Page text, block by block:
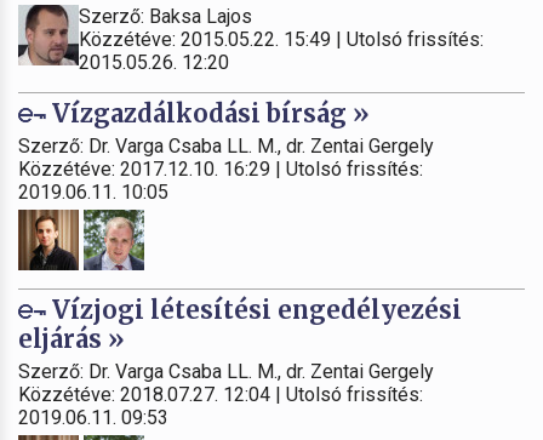
Szerző: Baksa Lajos
Közzétéve: 2015.05.22. 15:49 | Utolsó frissítés:
2015.05.26. 12:20
Vízgazdálkodási bírság »
Szerző: Dr. Varga Csaba LL. M., dr. Zentai Gergely
Közzétéve: 2017.12.10. 16:29 | Utolsó frissítés:
2019.06.11. 10:05
Vízjogi létesítési engedélyezési
eljárás »
Szerző: Dr. Varga Csaba LL. M., dr. Zentai Gergely
Közzétéve: 2018.07.27. 12:04 | Utolsó frissítés:
2019.06.11. 09:53